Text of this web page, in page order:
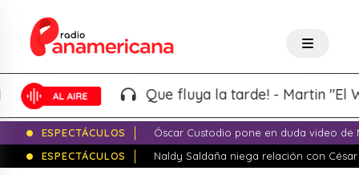
Que fluya la tarde! - Martin "El
ESPECTÁCULOS
Óscar Custodio pone en duda video de
ESPECTÁCULOS
Naldy Saldaña niega relación con